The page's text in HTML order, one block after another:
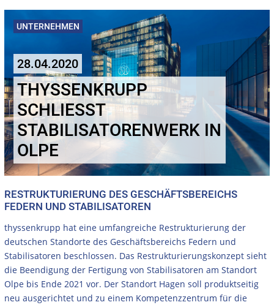
UNTERNEHMEN
28.04.2020
THYSSENKRUPP
SCHLIESST S
TABILISATORENWERK IN O
LPE
RESTRUKTURIERUNG DES GESCHÄFTSBEREICHS
FEDERN UND STABILISATOREN
thyssenkrupp hat eine umfangreiche Restrukturierung der
deutschen Standorte des Geschäftsbereichs Federn und
Stabilisatoren beschlossen. Das Restrukturierungskonzept sieht
die Beendigung der Fertigung von Stabilisatoren am Standort
Olpe bis Ende 2021 vor. Der Standort Hagen soll produktseitig
neu ausgerichtet und zu einem Kompetenzzentrum für die